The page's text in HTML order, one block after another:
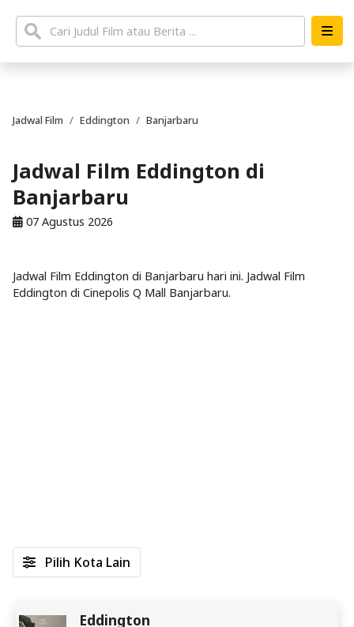
Jadwal Film Eddington Banjarbaru
Jadwal Film Eddington di
Banjarbaru
07 Agustus 2026
Jadwal Film Eddington di Banjarbaru hari ini. Jadwal Film
Eddington di Cinepolis Q Mall Banjarbaru.
Eddington
Pilih Kota Lain